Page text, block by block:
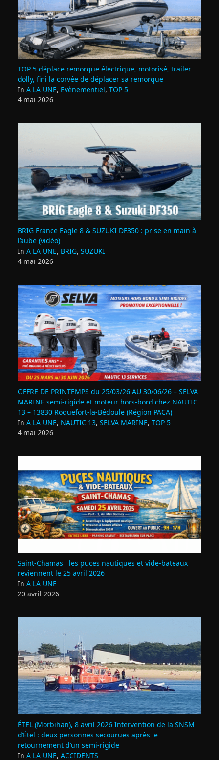
TOP 5 déplace remorque électrique, motorisé, trailer
dolly, fini la corvée de déplacer sa remorque
In A LA UNE, Evènementiel, TOP 5
4 mai 2026
BRIG France Eagle 8 & SUZUKI DF350 : prise en main à
l’aube (vidéo)
In A LA UNE, BRIG, SUZUKI
4 mai 2026
OFFRE DE PRINTEMPS du 25/03/26 AU 30/06/26 – SELVA
MARINE semi-rigide et moteur hors-bord chez NAUTIC
13 – 13830 Roquefort‑la‑Bédoule (Région PACA)
In A LA UNE, NAUTIC 13, SELVA MARINE, TOP 5
4 mai 2026
Saint‑Chamas : les puces nautiques et vide‑bateaux
reviennent le 25 avril 2026
In A LA UNE
20 avril 2026
ÉTEL (Morbihan), 8 avril 2026 Intervention de la SNSM
d’Étel : deux personnes secourues après le
retournement d’un semi‑rigide
In A LA UNE, ACCIDENTS